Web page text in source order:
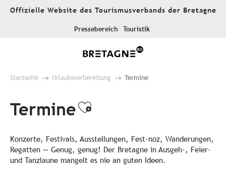
AllerOffizielle Website des Tourismusverbands der Bretagne
Pressebereich Touristik
Startseite Urlaubsvorbereitung Termine
TermineAjouter aux
Konzerte, Festivals, Ausstellungen, Fest-noz, Wanderungen,
Regatten — Genug, genug! Der Bretagne in Ausgeh-, Feier-
und Tanzlaune mangelt es nie an guten Ideen.